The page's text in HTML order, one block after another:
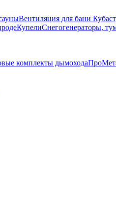
Вентиляция для бани
КупелиСнегогенераторы,
комплекты дымохода